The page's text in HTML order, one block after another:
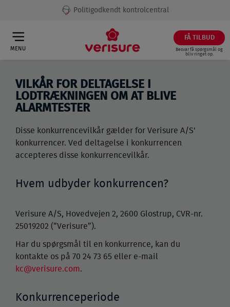
Politigodkendt kontrolcentral
FÅ TILBUD
Besvar få spørgsmål og
bliv ringet op.
MENU
VILKÅR FOR DELTAGELSE I
LODTRÆKNINGEN OM AT BLIVE
ALARMTESTER
Disse konkurrencevilkår gælder for Verisure A/S'
konkurrencer. Ved deltagelse i konkurrencen
accepteres disse konkurrencevilkår.
Hvem udbyder konkurrencen?
Verisure A/S, Hovedvejen 2, 2600 Glostrup, CVR-nr.
25019202 (”Verisure”).
Har du spørgsmål til en konkurrence, kan du
kontakte os på 70 24 73 65 eller e-mail
kc@verisure.com.
Konkurrenceperiode